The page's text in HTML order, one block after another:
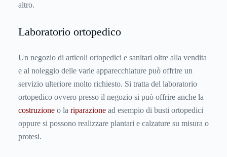
altro.
Laboratorio ortopedico
Un negozio di articoli ortopedici e sanitari oltre alla vendita
e al noleggio delle varie apparecchiature può offrire un
servizio ulteriore molto richiesto. Si tratta del laboratorio
ortopedico ovvero presso il negozio si può offrire anche la
costruzione o la riparazione ad esempio di busti ortopedici
oppure si possono realizzare plantari e calzature su misura o
protesi.